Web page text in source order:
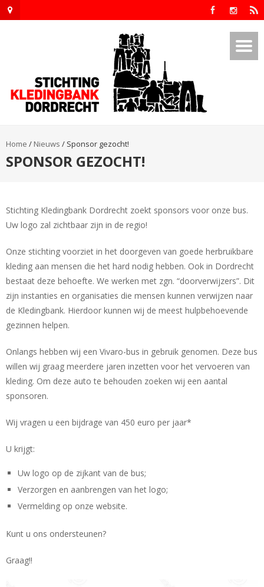
Home / Nieuws / Sponsor gezocht!
SPONSOR GEZOCHT!
Stichting Kledingbank Dordrecht zoekt sponsors voor onze bus.
Uw logo zal zichtbaar zijn in de regio!
Onze stichting voorziet in het doorgeven van goede herbruikbare
kleding aan mensen die het hard nodig hebben. Ook in Dordrecht
bestaat deze behoefte. We werken met zgn. “doorverwijzers”. Dit
zijn instanties en organisaties die mensen kunnen verwijzen naar
de Kledingbank. Hierdoor kunnen wij de meest hulpbehoevende
gezinnen helpen.
Onlangs hebben wij een Vivaro-bus in gebruik genomen. Deze bus
willen wij graag meerdere jaren inzetten voor het vervoeren van
kleding. Om deze auto te behouden zoeken wij een aantal
sponsoren.
Wij vragen u een bijdrage van 450 euro per jaar*
U krijgt:
Uw logo op de zijkant van de bus;
Verzorgen en aanbrengen van het logo;
Vermelding op onze website.
Kunt u ons ondersteunen?
Graag!!